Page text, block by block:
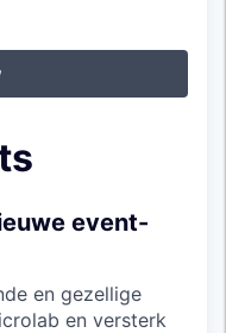
event-
en gezellige
en versterk